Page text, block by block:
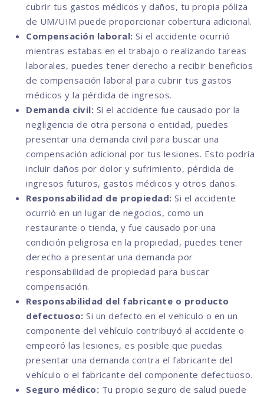
cubrir tus gastos médicos y daños, tu propia póliza
de UM/UIM puede proporcionar cobertura adicional.
Compensación laboral: Si el accidente ocurrió
mientras estabas en el trabajo o realizando tareas
laborales, puedes tener derecho a recibir beneficios
de compensación laboral para cubrir tus gastos
médicos y la pérdida de ingresos.
Demanda civil: Si el accidente fue causado por la
negligencia de otra persona o entidad, puedes
presentar una demanda civil para buscar una
compensación adicional por tus lesiones. Esto podría
incluir daños por dolor y sufrimiento, pérdida de
ingresos futuros, gastos médicos y otros daños.
Responsabilidad de propiedad: Si el accidente
ocurrió en un lugar de negocios, como un
restaurante o tienda, y fue causado por una
condición peligrosa en la propiedad, puedes tener
derecho a presentar una demanda por
responsabilidad de propiedad para buscar
compensación.
Responsabilidad del fabricante o producto
defectuoso: Si un defecto en el vehículo o en un
componente del vehículo contribuyó al accidente o
empeoró las lesiones, es posible que puedas
presentar una demanda contra el fabricante del
vehículo o el fabricante del componente defectuoso.
Seguro médico: Tu propio seguro de salud puede